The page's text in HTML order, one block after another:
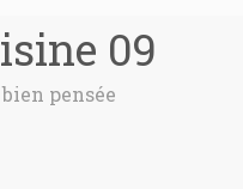
09
pensée